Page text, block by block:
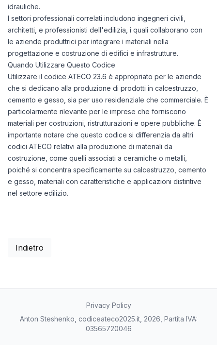
idrauliche.
I settori professionali correlati includono ingegneri civili,
architetti, e professionisti dell'edilizia, i quali collaborano con
le aziende produttrici per integrare i materiali nella
progettazione e costruzione di edifici e infrastrutture.
Quando Utilizzare Questo Codice
Utilizzare il codice ATECO 23.6 è appropriato per le aziende
che si dedicano alla produzione di prodotti in calcestruzzo,
cemento e gesso, sia per uso residenziale che commerciale. È
particolarmente rilevante per le imprese che forniscono
materiali per costruzioni, ristrutturazioni e opere pubbliche. È
importante notare che questo codice si differenzia da altri
codici ATECO relativi alla produzione di materiali da
costruzione, come quelli associati a ceramiche o metalli,
poiché si concentra specificamente su calcestruzzo, cemento
e gesso, materiali con caratteristiche e applicazioni distintive
nel settore edilizio.
Indietro
Privacy Policy
Anton Steshenko, codiceateco2025.it, 2026, Partita IVA:
03565720046